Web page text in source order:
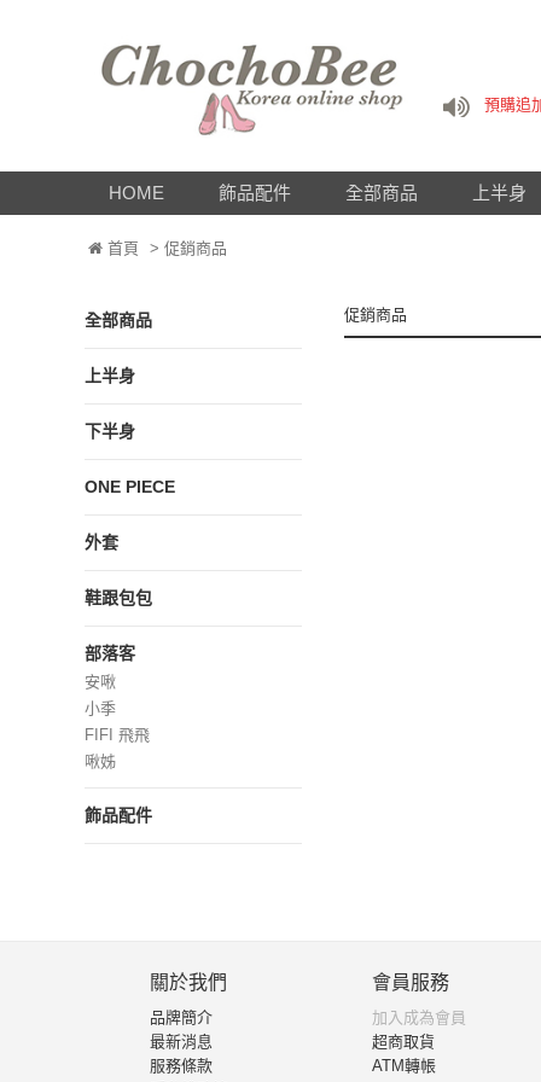
預購追
下單即
預購追
HOME 飾品配件 全部商品 上半身
首頁 > 促銷商品
全部商品
上半身
下半身
ONE PIECE
外套
鞋跟包包
部落客
安啾
小季
FIFI 飛飛
啾姊
飾品配件
促銷商品
關於我們
品牌簡介
最新消息
服務條款
會員服務
加入成為會員
超商取貨
ATM轉帳